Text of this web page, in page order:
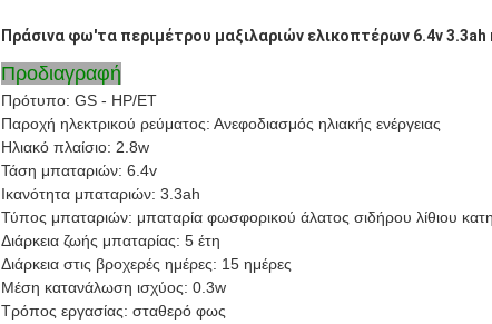
Πράσινα φω'τα περιμέτρου μαξιλαριών ελικοπτέρων 6.4v
Προδιαγραφή
Πρότυπο: GS - HP/ET
Παροχή ηλεκτρικού ρεύματος: Ανεφοδιασμός ηλιακής ενέργειας
Ηλιακό πλαίσιο: 2.8w
Τάση μπαταριών: 6.4v
Ικανότητα μπαταριών: 3.3ah
Τύπος μπαταριών: μπαταρία φωσφορικού άλατος σιδήρου λίθιου
Διάρκεια ζωής μπαταρίας: 5 έτη
Διάρκεια στις βροχερές ημέρες: 15 ημέρες
Μέση κατανάλωση ισχύος: 0.3w
Τρόπος εργασίας: σταθερό φως